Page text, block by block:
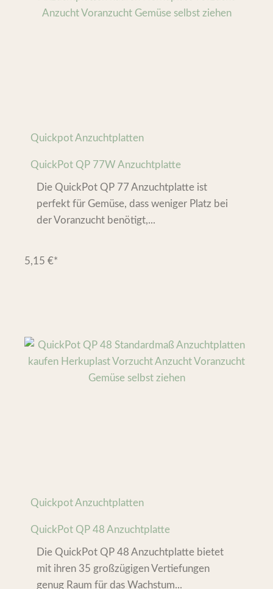
Quickpot Anzuchtplatten
QuickPot QP 77W Anzuchtplatte
Die QuickPot QP 77 Anzuchtplatte ist
perfekt für Gemüse, dass weniger Platz bei
der Voranzucht benötigt,...
5,15 €*
Quickpot Anzuchtplatten
QuickPot QP 48 Anzuchtplatte
Die QuickPot QP 48 Anzuchtplatte bietet
mit ihren 35 großzügigen Vertiefungen
genug Raum für das Wachstum...